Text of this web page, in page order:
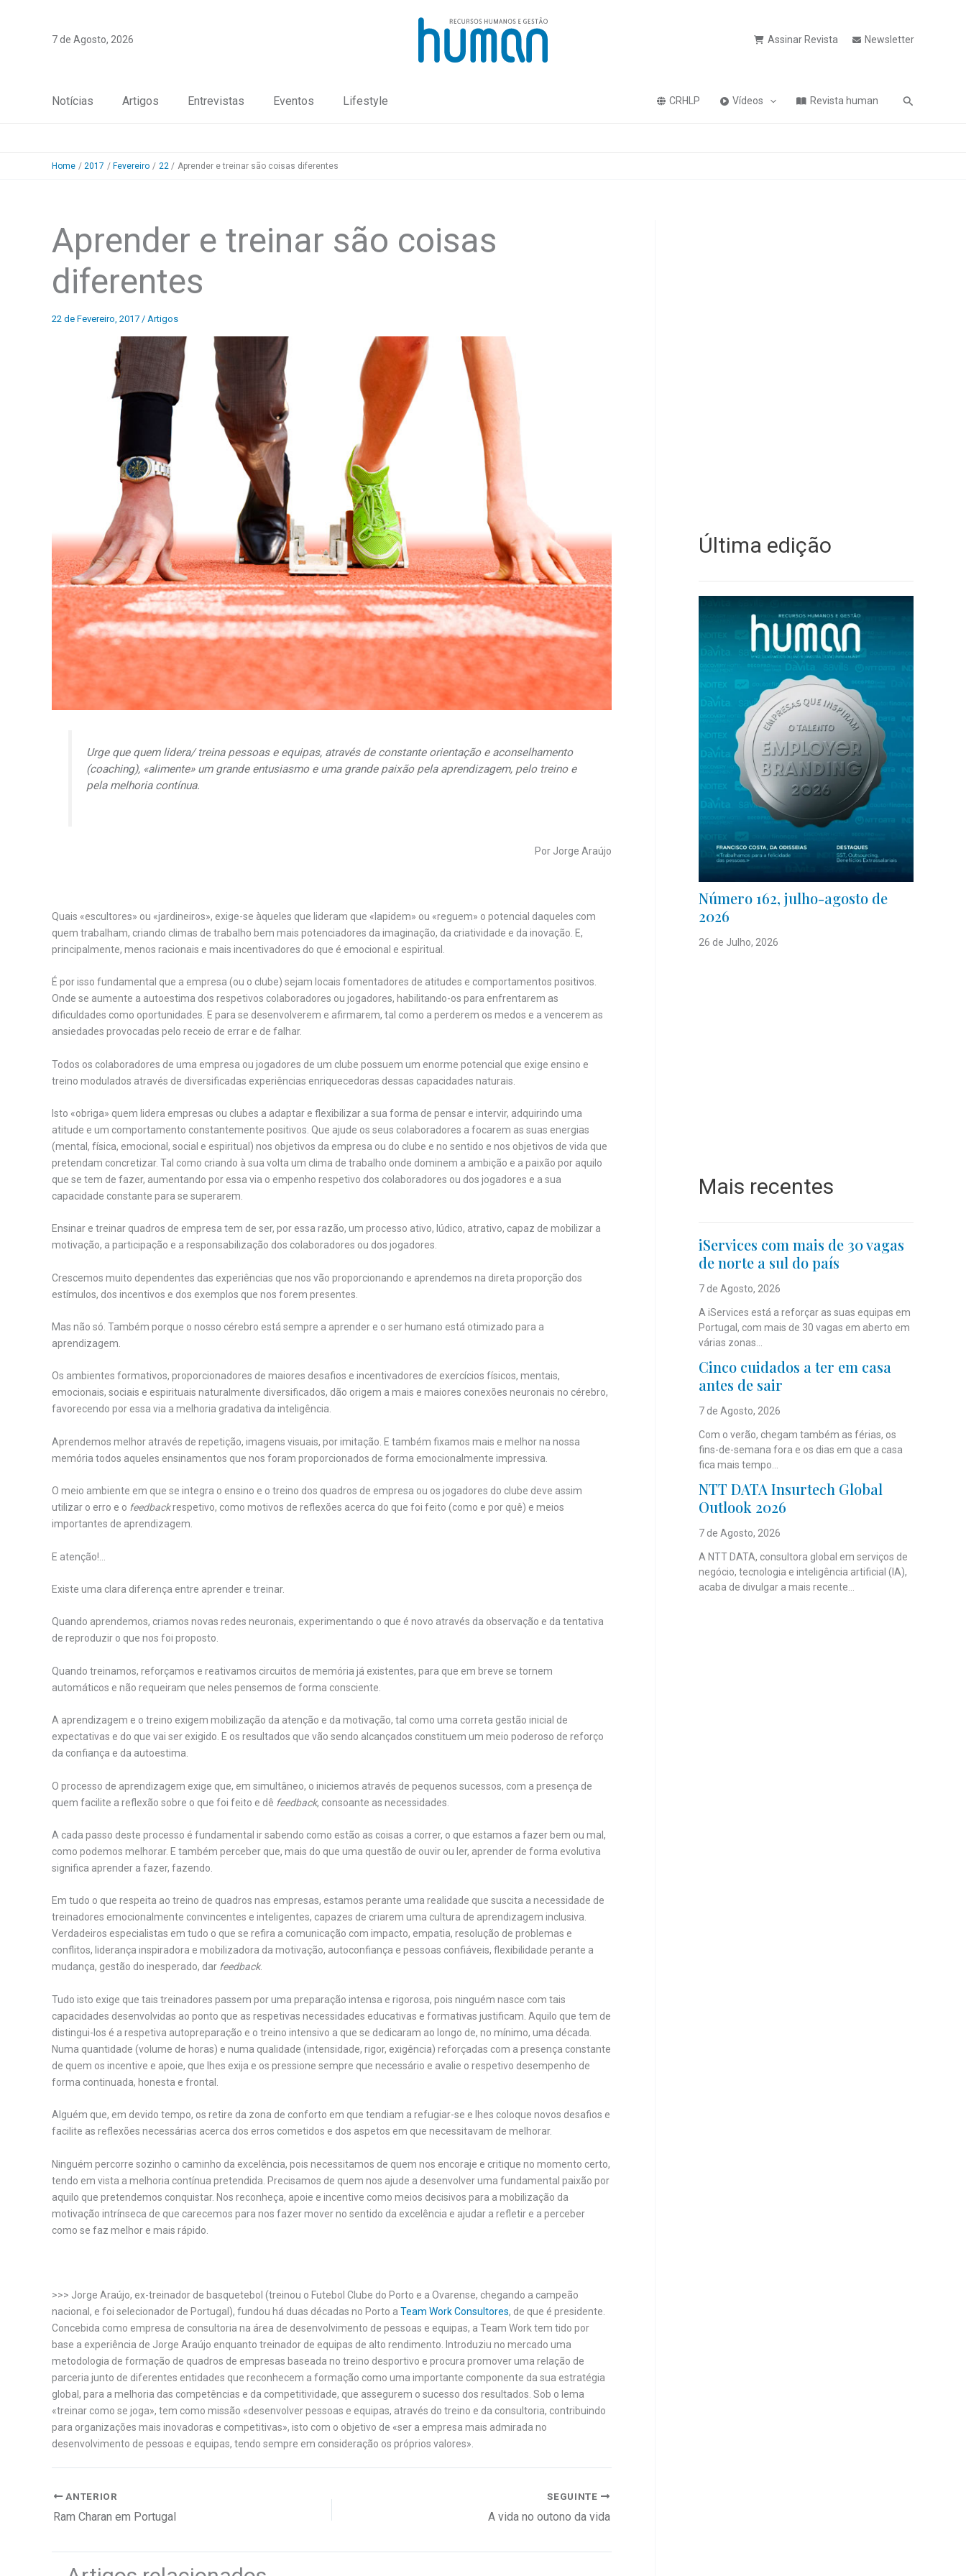
7 de Agosto, 2026 Assinar Revista Newsletter
Notícias Artigos Entrevistas Eventos Lifestyle CRHLP Vídeos Revista human Pesquisa
Home 2017 Fevereiro 22 Aprender e treinar são coisas diferentes
Aprender e treinar são coisas
diferentes
22 de Fevereiro, 2017 / Artigos
Urge que quem lidera/ treina pessoas e equipas, através de constante orientação e aconselhamento
(coaching), «alimente» um grande entusiasmo e uma grande paixão pela aprendizagem, pelo treino e
pela melhoria contínua.
Por Jorge Araújo
Quais «escultores» ou «jardineiros», exige-se àqueles que lideram que «lapidem» ou «reguem» o potencial daqueles com
quem trabalham, criando climas de trabalho bem mais potenciadores da imaginação, da criatividade e da inovação. E,
principalmente, menos racionais e mais incentivadores do que é emocional e espiritual.
É por isso fundamental que a empresa (ou o clube) sejam locais fomentadores de atitudes e comportamentos positivos.
Onde se aumente a autoestima dos respetivos colaboradores ou jogadores, habilitando-os para enfrentarem as
dificuldades como oportunidades. E para se desenvolverem e afirmarem, tal como a perderem os medos e a vencerem as
ansiedades provocadas pelo receio de errar e de falhar.
Todos os colaboradores de uma empresa ou jogadores de um clube possuem um enorme potencial que exige ensino e
treino modulados através de diversificadas experiências enriquecedoras dessas capacidades naturais.
Isto «obriga» quem lidera empresas ou clubes a adaptar e flexibilizar a sua forma de pensar e intervir, adquirindo uma
atitude e um comportamento constantemente positivos. Que ajude os seus colaboradores a focarem as suas energias
(mental, física, emocional, social e espiritual) nos objetivos da empresa ou do clube e no sentido e nos objetivos de vida que
pretendam concretizar. Tal como criando à sua volta um clima de trabalho onde dominem a ambição e a paixão por aquilo
que se tem de fazer, aumentando por essa via o empenho respetivo dos colaboradores ou dos jogadores e a sua
capacidade constante para se superarem.
Ensinar e treinar quadros de empresa tem de ser, por essa razão, um processo ativo, lúdico, atrativo, capaz de mobilizar a
motivação, a participação e a responsabilização dos colaboradores ou dos jogadores.
Crescemos muito dependentes das experiências que nos vão proporcionando e aprendemos na direta proporção dos
estímulos, dos incentivos e dos exemplos que nos forem presentes.
Mas não só. Também porque o nosso cérebro está sempre a aprender e o ser humano está otimizado para a
aprendizagem.
Os ambientes formativos, proporcionadores de maiores desafios e incentivadores de exercícios físicos, mentais,
emocionais, sociais e espirituais naturalmente diversificados, dão origem a mais e maiores conexões neuronais no cérebro,
favorecendo por essa via a melhoria gradativa da inteligência.
Aprendemos melhor através de repetição, imagens visuais, por imitação. E também fixamos mais e melhor na nossa
memória todos aqueles ensinamentos que nos foram proporcionados de forma emocionalmente impressiva.
O meio ambiente em que se integra o ensino e o treino dos quadros de empresa ou os jogadores do clube deve assim
utilizar o erro e o feedbackrespetivo, como motivos de reflexões acerca do que foi feito (como e por quê) e meios
importantes de aprendizagem.
E atenção!…
Existe uma clara diferença entre aprender e treinar.
Quando aprendemos, criamos novas redes neuronais, experimentando o que é novo através da observação e da tentativa
de reproduzir o que nos foi proposto.
Quando treinamos, reforçamos e reativamos circuitos de memória já existentes, para que em breve se tornem
automáticos e não requeiram que neles pensemos de forma consciente.
A aprendizagem e o treino exigem mobilização da atenção e da motivação, tal como uma correta gestão inicial de
expectativas e do que vai ser exigido. E os resultados que vão sendo alcançados constituem um meio poderoso de reforço
da confiança e da autoestima.
O processo de aprendizagem exige que, em simultâneo, o iniciemos através de pequenos sucessos, com a presença de
quem facilite a reflexão sobre o que foi feito e dê feedback, consoante as necessidades.
A cada passo deste processo é fundamental ir sabendo como estão as coisas a correr, o que estamos a fazer bem ou mal,
como podemos melhorar. E também perceber que, mais do que uma questão de ouvir ou ler, aprender de forma evolutiva
significa aprender a fazer, fazendo.
Em tudo o que respeita ao treino de quadros nas empresas, estamos perante uma realidade que suscita a necessidade de
treinadores emocionalmente convincentes e inteligentes, capazes de criarem uma cultura de aprendizagem inclusiva.
Verdadeiros especialistas em tudo o que se refira a comunicação com impacto, empatia, resolução de problemas e
conflitos, liderança inspiradora e mobilizadora da motivação, autoconfiança e pessoas confiáveis, flexibilidade perante a
mudança, gestão do inesperado, dar feedback.
Tudo isto exige que tais treinadores passem por uma preparação intensa e rigorosa, pois ninguém nasce com tais
capacidades desenvolvidas ao ponto que as respetivas necessidades educativas e formativas justificam. Aquilo que tem de
distingui-los é a respetiva autopreparação e o treino intensivo a que se dedicaram ao longo de, no mínimo, uma década.
Numa quantidade (volume de horas) e numa qualidade (intensidade, rigor, exigência) reforçadas com a presença constante
de quem os incentive e apoie, que lhes exija e os pressione sempre que necessário e avalie o respetivo desempenho de
forma continuada, honesta e frontal.
Alguém que, em devido tempo, os retire da zona de conforto em que tendiam a refugiar-se e lhes coloque novos desafios e
facilite as reflexões necessárias acerca dos erros cometidos e dos aspetos em que necessitavam de melhorar.
Ninguém percorre sozinho o caminho da excelência, pois necessitamos de quem nos encoraje e critique no momento certo,
tendo em vista a melhoria contínua pretendida. Precisamos de quem nos ajude a desenvolver uma fundamental paixão por
aquilo que pretendemos conquistar. Nos reconheça, apoie e incentive como meios decisivos para a mobilização da
motivação intrínseca de que carecemos para nos fazer mover no sentido da excelência e ajudar a refletir e a perceber
como se faz melhor e mais rápido.
>>> Jorge Araújo, ex-treinador de basquetebol (treinou o Futebol Clube do Porto e a Ovarense, chegando a campeão
nacional, e foi selecionador de Portugal), fundou há duas décadas no Porto a Team Work Consultores, de que é presidente.
Concebida como empresa de consultoria na área de desenvolvimento de pessoas e equipas, a Team Work tem tido por
base a experiência de Jorge Araújo enquanto treinador de equipas de alto rendimento. Introduziu no mercado uma
metodologia de formação de quadros de empresas baseada no treino desportivo e procura promover uma relação de
parceria junto de diferentes entidades que reconhecem a formação como uma importante componente da sua estratégia
global, para a melhoria das competências e da competitividade, que assegurem o sucesso dos resultados. Sob o lema
«treinar como se joga», tem como missão «desenvolver pessoas e equipas, através do treino e da consultoria, contribuindo
para organizações mais inovadoras e competitivas», isto com o objetivo de «ser a empresa mais admirada no
desenvolvimento de pessoas e equipas, tendo sempre em consideração os próprios valores».
ANTERIOR
Ram Charan em Portugal
SEGUINTE
A vida no outono da vida
Última edição
Número 162, julho-agosto de
2026
26 de Julho, 2026
Mais recentes
iServices com mais de 30 vagas
de norte a sul do país
7 de Agosto, 2026
A iServices está a reforçar as suas equipas em
Portugal, com mais de 30 vagas em aberto em
várias zonas...
Cinco cuidados a ter em casa
antes de sair
7 de Agosto, 2026
Com o verão, chegam também as férias, os
fins-de-semana fora e os dias em que a casa
fica mais tempo...
NTT DATA Insurtech Global
Outlook 2026
7 de Agosto, 2026
A NTT DATA, consultora global em serviços de
negócio, tecnologia e inteligência artificial (IA),
acaba de divulgar a mais recente...